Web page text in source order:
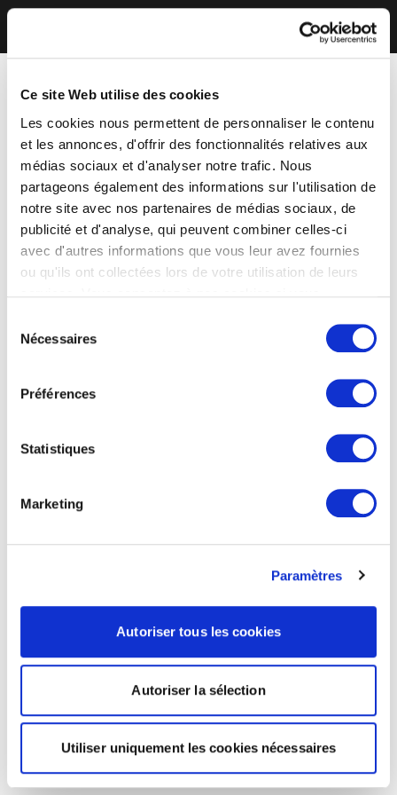
Ce site Web utilise des cookies
Les cookies nous permettent de personnaliser le contenu
et les annonces, d'offrir des fonctionnalités relatives aux
médias sociaux et d'analyser notre trafic. Nous
partageons également des informations sur l'utilisation de
notre site avec nos partenaires de médias sociaux, de
publicité et d'analyse, qui peuvent combiner celles-ci
avec d'autres informations que vous leur avez fournies
ou qu'ils ont collectées lors de votre utilisation de leurs
Nécessaires
Préférences
Statistiques
Marketing
Paramètres
Autoriser tous les cookies
Autoriser la sélection
Utiliser uniquement les cookies nécessaires